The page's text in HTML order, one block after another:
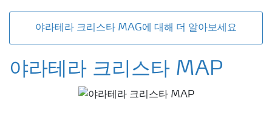
야라테라 크리스타 MAG에 대해 더 알아보세요
야라테라 크리스타 MAP